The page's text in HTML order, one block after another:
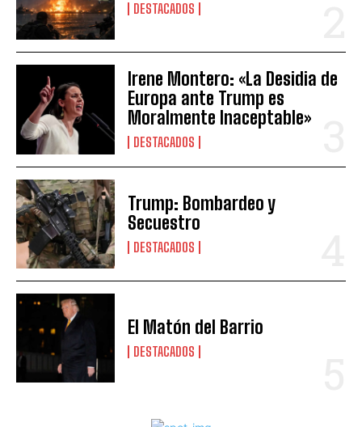
DESTACADOS
Irene Montero: «La Desidia de
Europa ante Trump es
Moralmente Inaceptable»
DESTACADOS
Trump: Bombardeo y
Secuestro
DESTACADOS
El Matón del Barrio
DESTACADOS